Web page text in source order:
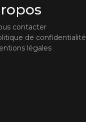
contacter
de confidentialité
légales